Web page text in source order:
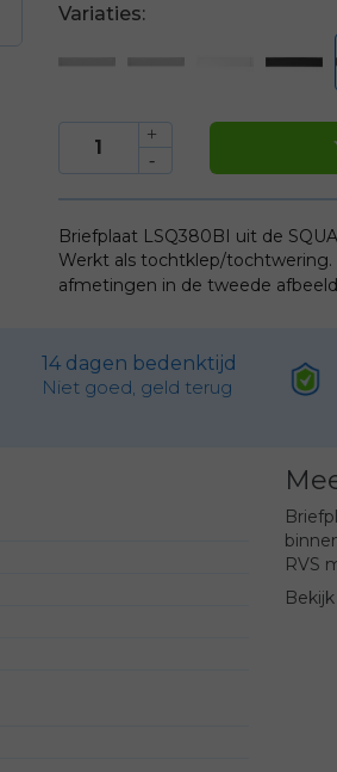
Variaties:
Briefplaat LSQ380BI uit de
Werkt als tochtklep/tochtwering.
afmetingen in de tweede
14 dagen bedenktijd
Niet goed, geld terug
RVS